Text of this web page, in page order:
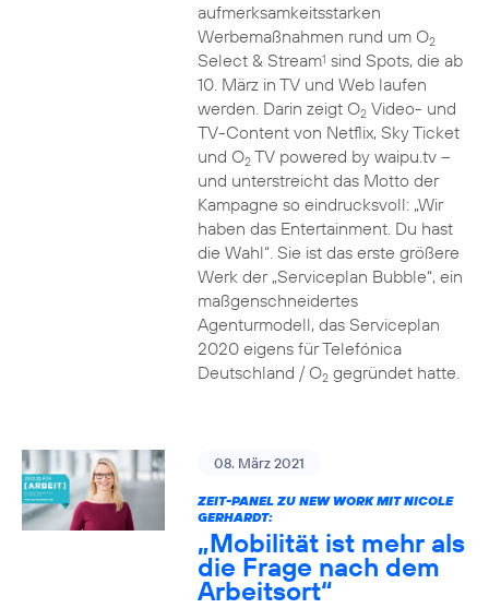
aufmerksamkeitsstarken
Werbemaßnahmen rund um O2
Select & Stream1 sind Spots, die ab
10. März in TV und Web laufen
werden. Darin zeigt O2Video- und
TV-Content von Netflix, Sky Ticket
und O2TV powered by waipu.tv –
und unterstreicht das Motto der
Kampagne so eindrucksvoll: „Wir
haben das Entertainment. Du hast
die Wahl“. Sie ist das erste größere
Werk der „Serviceplan Bubble“, ein
maßgenschneidertes
Agenturmodell, das Serviceplan
2020 eigens für Telefónica
Deutschland / O2gegründet hatte.
08. März 2021
ZEIT-PANEL ZU NEW WORK MIT NICOLE
GERHARDT:
„Mobilität ist mehr als
die Frage nach dem
Arbeitsort“